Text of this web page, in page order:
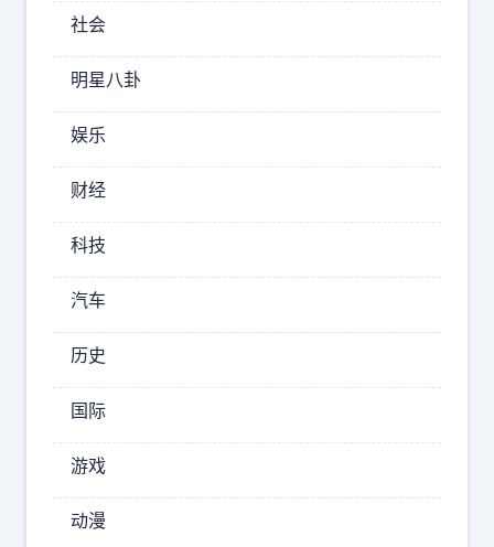
据
学
本
的
分
牌
、
进
球
节
奏
2026-
06-12
社会
明星八卦
娱乐
财经
科技
汽车
历史
国际
游戏
动漫